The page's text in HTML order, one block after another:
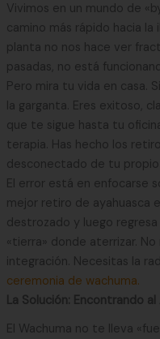
Vivimos en un mundo de
camino más rápido hacia la
planta no nos hace ver
pasadas, no está
Pero mira tu vida en casa.
la garganta. Eres exitoso,
que te sigue hasta tu
terapia. Has hecho los
desconectado de tu propio
El error está en enfocarse
mejor retiro de ayahuasca
destrozado y luego
«tierra» donde aterrizar.
integración. Necesitas la
ceremonia de wachuma.
La Solución: Encontrando
El Wachuma no te lleva